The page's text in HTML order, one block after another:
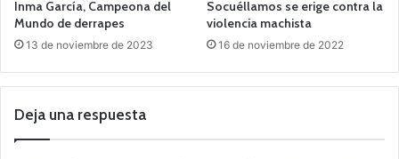
Inma García, Campeona del
Mundo de derrapes
13 de noviembre de 2023
Socuéllamos se erige contra la
violencia machista
16 de noviembre de 2022
Deja una respuesta